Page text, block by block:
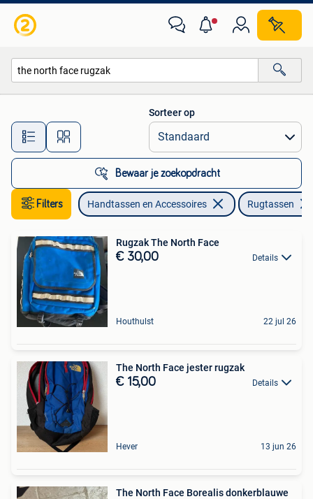
Alle afstanden…
Sorteer op
Bewaar je zoekopdracht
Filters Handtassen en Accessoires Rugtassen
Rugzak The North Face
€ 30,00 Details
Houthulst 22 jul 26
The North Face jester rugzak
€ 15,00 Details
Hever 13 jun 26
The North Face Borealis donkerblauwe